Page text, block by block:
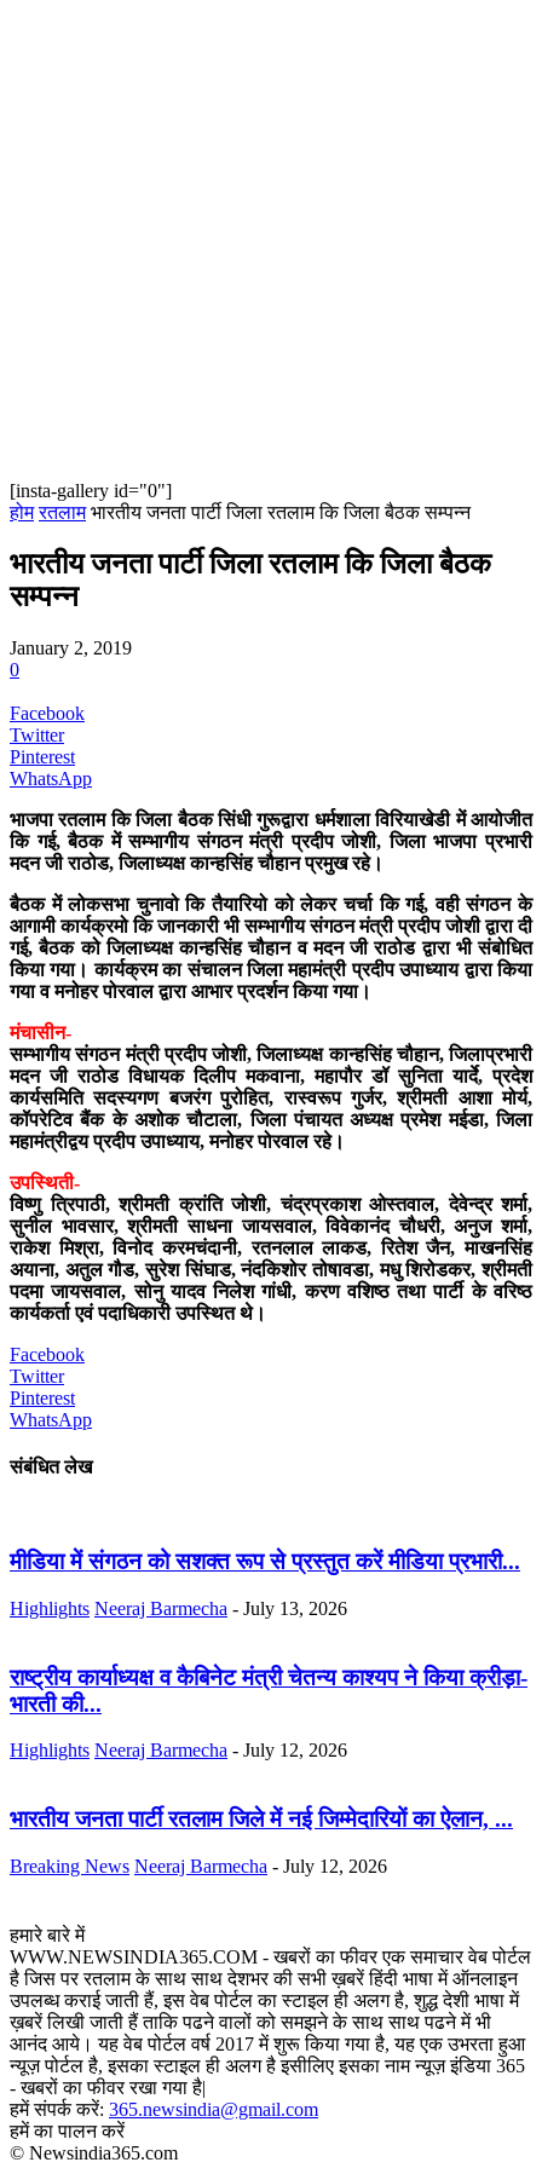
[insta-gallery id="0"]
होम रतलाम भारतीय जनता पार्टी जिला रतलाम कि जिला बैठक सम्‍पन्‍न
भारतीय जनता पार्टी जिला रतलाम कि जिला बैठक
सम्‍पन्‍न
January 2, 2019
0
Facebook
Twitter
Pinterest
WhatsApp
भाजपा रतलाम कि जिला बैठक सिंधी गुरूद्वारा धर्मशाला विरियाखेडी में आयोजीत
कि गई, बैठक में सम्‍भागीय संगठन मंत्री प्रदीप जोशी, जिला भाजपा प्रभारी
मदन जी राठोड, जिलाध्‍यक्ष कान्‍हसिंह चौहान प्रमुख रहे।
बैठक में लोकसभा चुनावो कि तैयारियो को लेकर चर्चा कि गई, वही संगठन के
आगामी कार्यक्रमो कि जानकारी भी सम्‍भागीय संगठन मंत्री प्रदीप जोशी द्वारा दी
गई, बैठक को जिलाध्‍यक्ष कान्‍हसिंह चौहान व मदन जी राठोड द्वारा भी संबोधित
किया गया। कार्यक्रम का संचालन जिला महामंत्री प्रदीप उपाध्‍याय द्वारा किया
गया व मनोहर पोरवाल द्वारा आभार प्रदर्शन किया गया।
मंचासीन-
सम्‍भागीय संगठन मंत्री प्रदीप जोशी, जिलाध्‍यक्ष कान्‍हसिंह चौहान, जिलाप्रभारी
मदन जी राठोड विधायक दिलीप मकवाना, महापौर डॉ सुनिता यार्दे, प्रदेश
कार्यसमिति सदस्‍यगण बजरंग पुरोहित, रास्‍वरूप गुर्जर, श्रीमती आशा मोर्य,
कॉपरेटिव बैंक के अशोक चौटाला, जिला पंचायत अध्‍यक्ष प्रमेश मईडा, जिला
महामंत्रीद्वय प्रदीप उपाध्‍याय, मनोहर पोरवाल रहे।
उपस्थिती-
विष्‍णु त्रिपाठी, श्रीमती क्रांति जोशी, चंद्रप्रकाश ओस्‍तवाल, देवेन्‍द्र शर्मा,
सुनील भावसार, श्रीमती साधना जायसवाल, वि‍वेकानंद चौधरी, अनुज शर्मा,
राकेश मिश्रा, विनोद करमचंदानी, रतनलाल लाकड, रितेश जैन, माखनसिंह
अयाना, अतुल गौड, सुरेश सिंघाड, नंदकिशोर तोषावडा, मधु शिरोडकर, श्रीमती
पदमा जायसवाल, सोनु यादव निलेश गांधी, करण वशिष्‍ठ तथा पार्टी के वरिष्‍ठ
कार्यकर्ता एवं पदाधिकारी उपस्थित थे।
Facebook
Twitter
Pinterest
WhatsApp
संबंधित लेख
मीडिया में संगठन को सशक्त रूप से प्रस्तुत करें मीडिया प्रभारी...
Highlights Neeraj Barmecha - July 13, 2026
राष्ट्रीय कार्याध्यक्ष व कैबिनेट मंत्री चेतन्य काश्यप ने किया क्रीड़ा-
भारती की...
Highlights Neeraj Barmecha - July 12, 2026
भारतीय जनता पार्टी रतलाम जिले में नई जिम्मेदारियों का ऐलान, ...
Breaking News Neeraj Barmecha - July 12, 2026
हमारे बारे में
WWW.NEWSINDIA365.COM - खबरों का फीवर एक समाचार वेब पोर्टल
है जिस पर रतलाम के साथ साथ देशभर की सभी ख़बरें हिंदी भाषा में ऑनलाइन
उपलब्ध कराई जाती हैं, इस वेब पोर्टल का स्टाइल ही अलग है, शुद्ध देशी भाषा में
ख़बरें लिखी जाती हैं ताकि पढने वालों को समझने के साथ साथ पढने में भी
आनंद आये। यह वेब पोर्टल वर्ष 2017 में शुरू किया गया है, यह एक उभरता हुआ
न्यूज़ पोर्टल है, इसका स्टाइल ही अलग है इसीलिए इसका नाम न्यूज़ इंडिया 365
- खबरों का फीवर रखा गया है|
हमें संपर्क करें: 365.newsindia@gmail.com
हमें का पालन करें
© Newsindia365.com